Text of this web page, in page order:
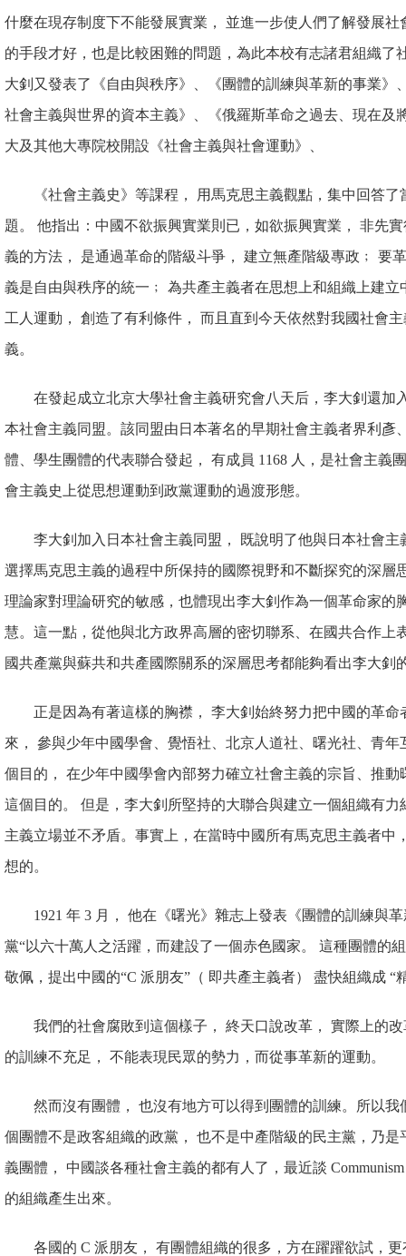
什麼在現存制度下不能發展實業， 並進一步使人們了解發展
的手段才好，也是比較困難的問題，為此本校有志諸君組織了
大釗又發表了《自由與秩序》、《團體的訓練與革新的事業》
社會主義與世界的資本主義》、《俄羅斯革命之過去、現在及
大及其他大專院校開設《社會主義與社會運動》、
《社會主義史》等課程， 用馬克思主義觀點，集中回答
題。 他指出：中國不欲振興實業則已，如欲振興實業， 非先
義的方法， 是通過革命的階級斗爭， 建立無產階級專政﹔ 要
義是自由與秩序的統一﹔ 為共產主義者在思想上和組織上建
工人運動， 創造了有利條件， 而且直到今天依然對我國社會
義。
在發起成立北京大學社會主義研究會八天后，李大釗還加
本社會主義同盟。該同盟由日本著名的早期社會主義者界利 彥
體、學生團體的代表聯合發起， 有成員 1168 人，是社會主義
會主義史上從思想運動到政黨運動的過渡形態。
李大釗加入日本社會主義同 盟， 既說明了他與日本社會
選擇馬克思主義的過程中所保持的國際視野和不斷探究的深層
理論家對理論研究的敏感，也體現出李大釗作為一個革命家的
慧。這一點，從他與北方政界高層的密切聯系、在國共合作上
國共產黨與蘇共和共產國際關系的深層思考都能夠看出李大釗
正是因為有著這樣的胸襟， 李大釗始終努力把中國的革命
來， 參與少年中國學會、覺悟社、北京人道社、曙光社、青年
個目的， 在少年中國學會內部努力確立社會主義的宗旨、推
這個目的。 但是，李大釗所堅持的大聯合與建立一個組織有力
主義立場並不矛盾。事實上，在當時中國所有馬克思主義者中
想的。
1921 年 3 月， 他在《曙光》雜志上發表《團體的訓練與
黨“以六十萬人之活躍，而建設了一個赤色國家。 這種團體的
敬佩，提出中國的“C 派朋友”（ 即共產主義者） 盡快組織成 “
我們的社會腐敗到這個樣子， 終天口說改革， 實際上的
的訓練不充足， 不能表現民眾的勢力，而從事革新的運動。
然而沒有團體， 也沒有地方可以得到團體的訓練。所以
個團體不是政客組織的政黨， 也不是中產階級的民主黨，乃
義團體， 中國談各種社會主義的都有人了，最近談
的組織產生出來。
各國的 C 派朋友， 有團體組織的很多，方在躍躍欲試，